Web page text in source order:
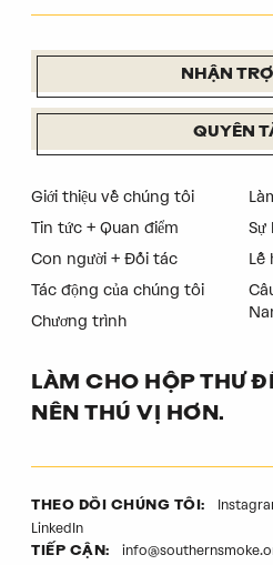
NHẬN
QUYÊN
Giới thiệu về chúng tôi
Tin tức + Quan điểm
Con người + Đối tác
Tác động của chúng tôi
Chương trình
Sự
Lễ
LÀM CHO HỘP THƯ
NÊN THÚ VỊ HƠN.
Mã xác thực
THEO DÕI CHÚNG TÔI:
LinkedIn
TIẾP CẬN: